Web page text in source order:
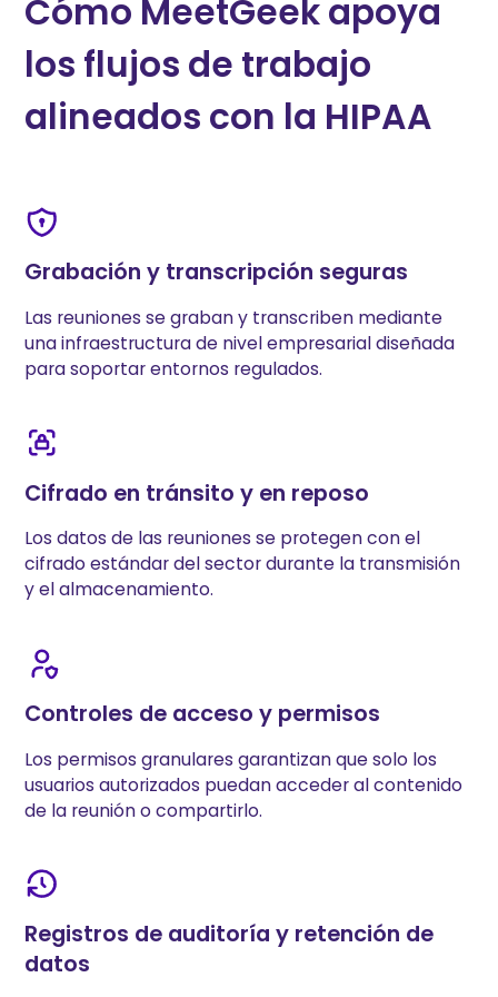
Cómo MeetGeek apoya
los flujos de trabajo
alineados con la HIPAA
Grabación y transcripción seguras
Las reuniones se graban y transcriben mediante
una infraestructura de nivel empresarial diseñada
para soportar entornos regulados.
Cifrado en tránsito y en reposo
Los datos de las reuniones se protegen con el
cifrado estándar del sector durante la transmisión
y el almacenamiento.
Controles de acceso y permisos
Los permisos granulares garantizan que solo los
usuarios autorizados puedan acceder al contenido
de la reunión o compartirlo.
Registros de auditoría y retención de
datos